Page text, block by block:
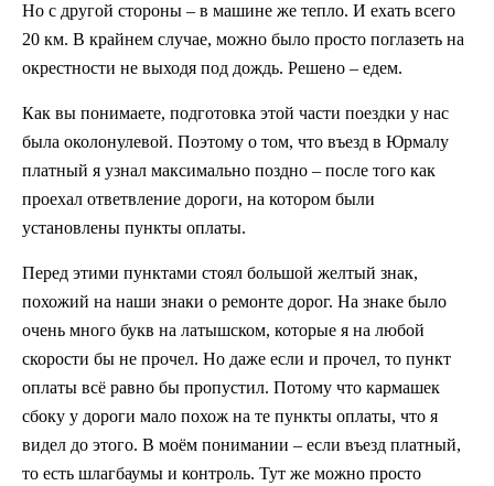
Но с другой стороны – в машине же тепло. И ехать всего
20 км. В крайнем случае, можно было просто поглазеть на
окрестности не выходя под дождь. Решено – едем.
Как вы понимаете, подготовка этой части поездки у нас
была околонулевой. Поэтому о том, что въезд в Юрмалу
платный я узнал максимально поздно – после того как
проехал ответвление дороги, на котором были
установлены пункты оплаты.
Перед этими пунктами стоял большой желтый знак,
похожий на наши знаки о ремонте дорог. На знаке было
очень много букв на латышском, которые я на любой
скорости бы не прочел. Но даже если и прочел, то пункт
оплаты всё равно бы пропустил. Потому что кармашек
сбоку у дороги мало похож на те пункты оплаты, что я
видел до этого. В моём понимании – если въезд платный,
то есть шлагбаумы и контроль. Тут же можно просто